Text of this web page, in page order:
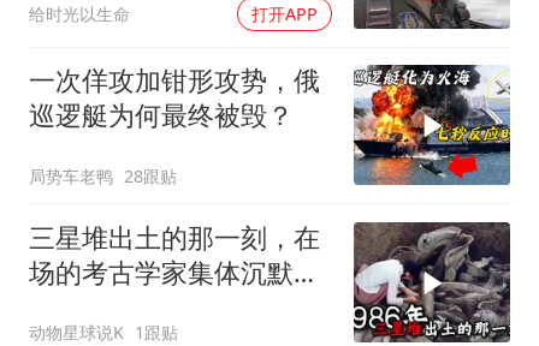
给时光以生命 打开APP
一次佯攻加钳形攻势，俄
巡逻艇为何最终被毁？
局势车老鸭 28跟贴
三星堆出土的那一刻，在
场的考古学家集体沉默
动物星球说K 1跟贴